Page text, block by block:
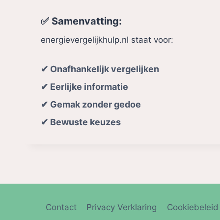
✅ Samenvatting:
energievergelijkhulp.nl staat voor:
✔ Onafhankelijk vergelijken
✔ Eerlijke informatie
✔ Gemak zonder gedoe
✔ Bewuste keuzes
Contact Privacy Verklaring Cookiebeleid